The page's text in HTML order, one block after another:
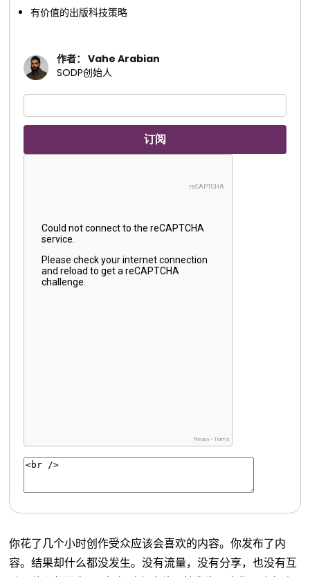
有价值的出版科技策略
作者： Vahe Arabian
SODP创始人
你花了几个小时创作受众应该会喜欢的内容。你发布了内
容。结果却什么都没发生。没有流量，没有分享，也没有互